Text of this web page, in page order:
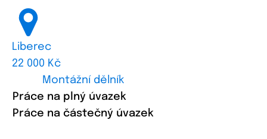
Liberec
22 000 Kč
Montážní dělník
Práce na plný úvazek
Práce na částečný úvazek